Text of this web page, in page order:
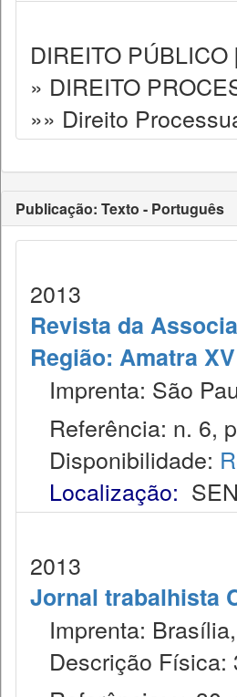
DIREITO PÚBLICO
» DIREITO
»» Direito
Publicação: Texto - Português
2013
Revista da
Região: Amatra XV
Imprenta: São
Referência: n. 6,
Disponibilidade:
Localização: SEN
2013
Jornal trabalhista
Imprenta:
Descrição Física: